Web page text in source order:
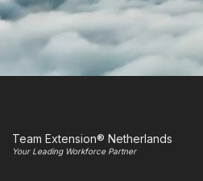
Team Extension® Netherlands
Your Leading Workforce Partner